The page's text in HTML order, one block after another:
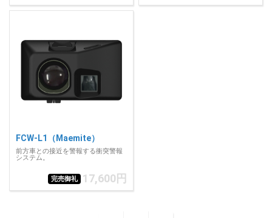
FCW-L1（Maemite）
前方車との接近を警報する衝突警報
システム。
完売御礼 17,600円